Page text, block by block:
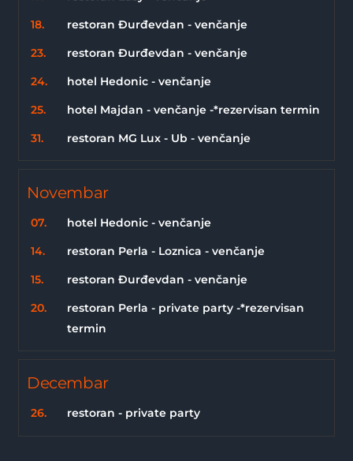
18.
restoran Đurđevdan - venčanje
23.
restoran Đurđevdan - venčanje
24.
hotel Hedonic - venčanje
25.
hotel Majdan - venčanje -*rezervisan termin
31.
restoran MG Lux - Ub - venčanje
Novembar
07.
hotel Hedonic - venčanje
14.
restoran Perla - Loznica - venčanje
15.
restoran Đurđevdan - venčanje
20.
restoran Perla - private party -*rezervisan
termin
Decembar
26. restoran - private party